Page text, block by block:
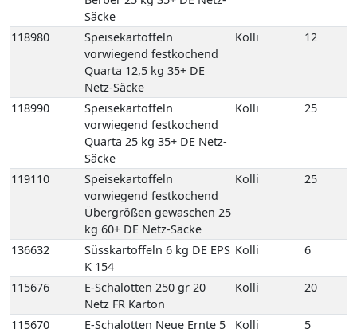
Speisekartoffeln
vorwiegend festkochend
Quarta 25 kg 35+ DE Netz-
Säcke
Speisekartoffeln
vorwiegend festkochend
Übergrößen gewaschen 25
kg 60+ DE Netz-Säcke
Süsskartoffeln 6 kg DE EPS
K 154
115676
E-Schalotten 250 gr 20
Netz FR Karton
Kolli 20
E-Schalotten Neue Ernte 5
kg FR Netz-Säcke
Gemüsezwiebeln (Spring)
neue-Ernte 25 kg 2er ES
Netz-Säcke
135287
Gemüsezwiebeln (Spring)
Kolli 5